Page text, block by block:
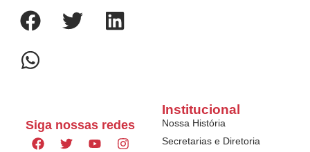
Siga nossas redes
Institucional
Nossa História
Secretarias e Diretoria